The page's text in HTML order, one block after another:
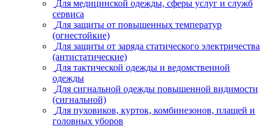
Для медицинской одежды, сферы услуг и служб
сервиса
Для защиты от повышенных температур
(огнестойкие)
Для защиты от заряда статического электричества
(антистатические)
Для тактической одежды и ведомственной
одежды
Для сигнальной одежды повышенной видимости
(сигнальной)
Для пуховиков, курток, комбинезонов, плащей и
головных уборов